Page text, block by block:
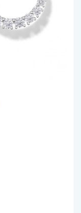
璀璨卓艺交融
钻时诗翩系列腕